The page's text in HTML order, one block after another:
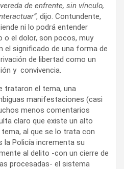
de enfrente, sin vínculo,
, dijo. Contundente,
ni lo podrá entender
o el dolor, son pocos, muy
el significado de una forma de
de libertad como un
y convivencia.
trataron el tema, una
manifestaciones (casi
menos comentarios
claro que existe un alto
al que se lo trata con
la Policía incrementa su
al delito -con un cierre de
procesadas- el sistema